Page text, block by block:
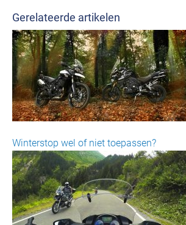
Gerelateerde artikelen
Winterstop wel of niet toepassen?